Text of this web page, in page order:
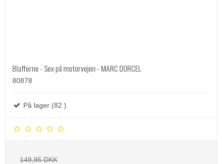
Blafferne - Sex på motorvejen - MARC DORCEL
80878
På lager (82 )
149,95 DKK